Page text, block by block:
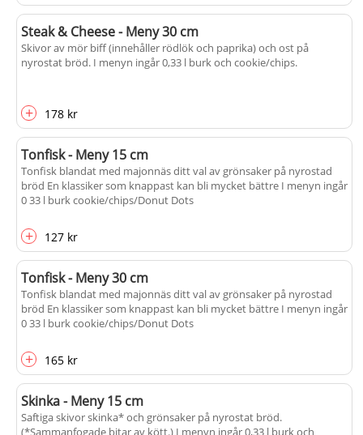
Steak & Cheese - Meny 30 cm
Skivor av mör biff (innehåller rödlök och paprika) och ost på
nyrostat bröd. I menyn ingår 0,33 l burk och cookie/chips.
+ 178 kr
Tonfisk - Meny 15 cm
Tonfisk blandat med majonnäs ditt val av grönsaker på nyrostad
bröd En klassiker som knappast kan bli mycket bättre I menyn ingår
0 33 l burk cookie/chips/Donut Dots
+ 127 kr
Tonfisk - Meny 30 cm
Tonfisk blandat med majonnäs ditt val av grönsaker på nyrostad
bröd En klassiker som knappast kan bli mycket bättre I menyn ingår
0 33 l burk cookie/chips/Donut Dots
+ 165 kr
Skinka - Meny 15 cm
Saftiga skivor skinka* och grönsaker på nyrostat bröd.
(*Sammanfogade bitar av kött.) I menyn ingår 0,33 l burk och